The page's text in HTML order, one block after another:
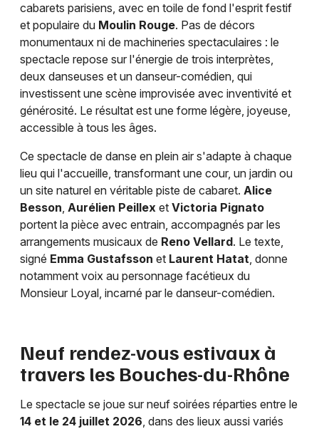
cabarets parisiens, avec en toile de fond l'esprit festif
et populaire du Moulin Rouge. Pas de décors
monumentaux ni de machineries spectaculaires : le
spectacle repose sur l'énergie de trois interprètes,
deux danseuses et un danseur-comédien, qui
investissent une scène improvisée avec inventivité et
générosité. Le résultat est une forme légère, joyeuse,
accessible à tous les âges.
Ce spectacle de danse en plein air s'adapte à chaque
lieu qui l'accueille, transformant une cour, un jardin ou
un site naturel en véritable piste de cabaret. Alice
Besson, Aurélien Peillex et Victoria Pignato
portent la pièce avec entrain, accompagnés par les
arrangements musicaux de Reno Vellard. Le texte,
signé Emma Gustafsson et Laurent Hatat, donne
notamment voix au personnage facétieux du
Monsieur Loyal, incarné par le danseur-comédien.
Neuf rendez-vous estivaux à
travers les Bouches-du-Rhône
Le spectacle se joue sur neuf soirées réparties entre le
14 et le 24 juillet 2026, dans des lieux aussi variés